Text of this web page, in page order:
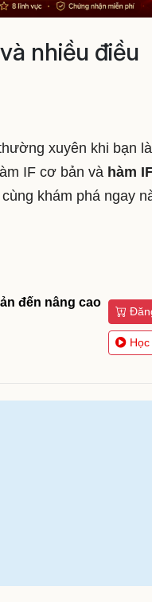
nhiều điều
xuyên khi bạn
IF cơ bản và hàm
khám phá ngay
đến nâng cao